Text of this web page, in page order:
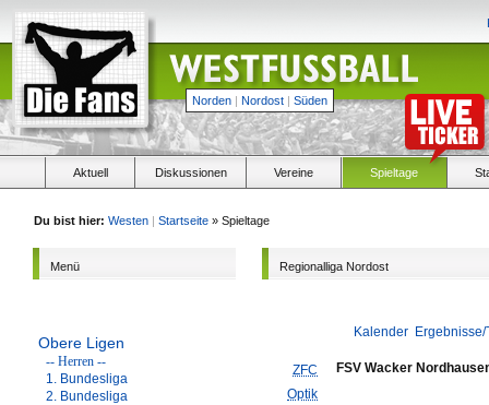
Norden | Nordost | Süden
Aktuell Diskussionen Vereine Spieltage
Du bist hier: Westen | Startseite » Spieltage
Menü
Obere Ligen
-- Herren --
1. Bundesliga
2. Bundesliga
Regionalliga Nordost
Kalender
ZFC
Optik
FSV Wacker